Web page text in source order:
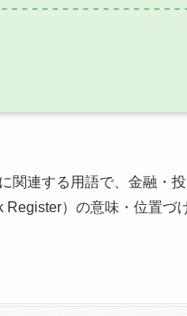
関連する用語で、金融・
）の意味・位置づ